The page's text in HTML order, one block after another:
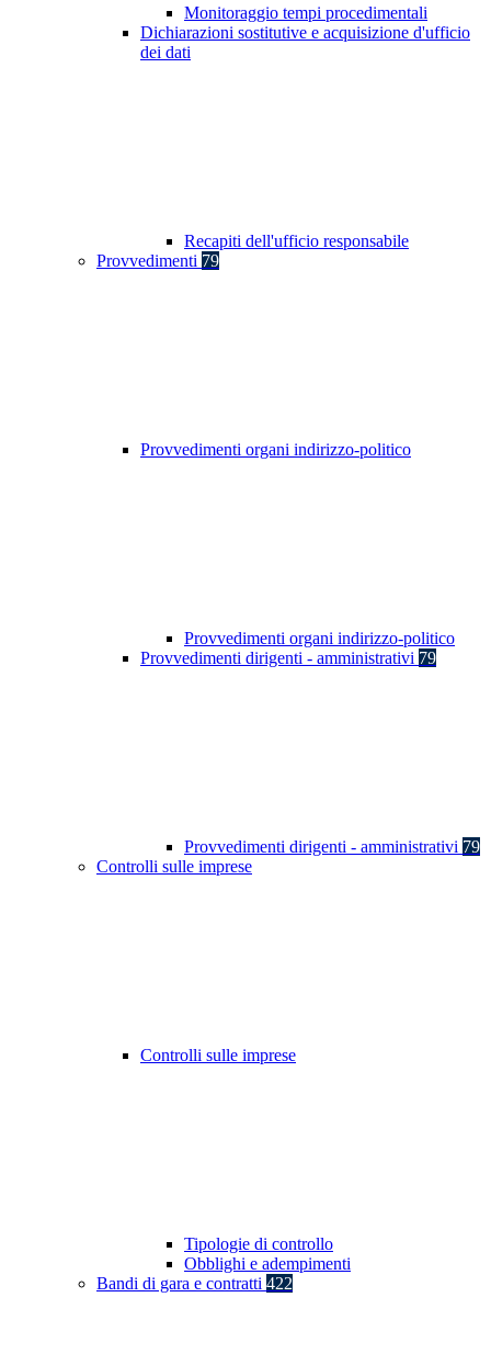
Monitoraggio tempi procedimentali
Dichiarazioni sostitutive e acquisizione d'ufficio
dei dati
Recapiti dell'ufficio responsabile
Provvedimenti 79
Provvedimenti organi indirizzo-politico
Provvedimenti organi indirizzo-politico
Provvedimenti dirigenti - amministrativi 79
Provvedimenti dirigenti - amministrativi 79
Controlli sulle imprese
Controlli sulle imprese
Tipologie di controllo
Obblighi e adempimenti
Bandi di gara e contratti 422